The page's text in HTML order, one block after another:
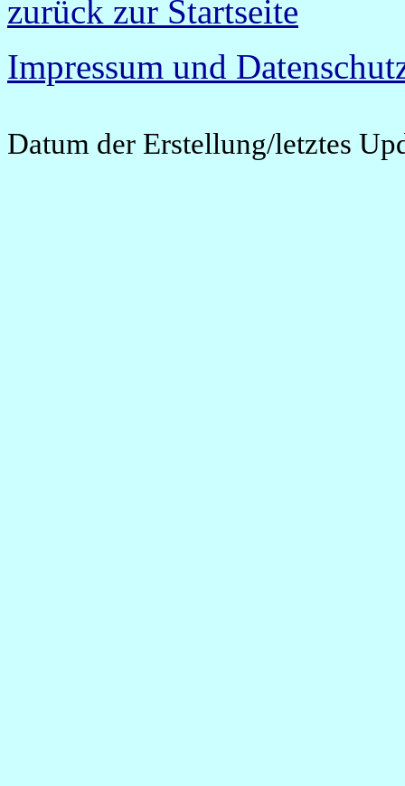
zurück zur Startseite
Impressum und
Datum der Erstellung/letztes